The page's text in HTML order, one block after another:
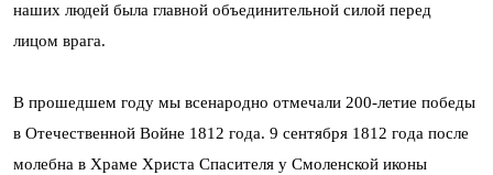
наших людей была главной объединительной силой перед
лицом врага.
В прошедшем году мы всенародно отмечали 200-летие победы
в Отечественной Войне 1812 года. 9 сентября 1812 года после
молебна в Храме Христа Спасителя у Смоленской иконы